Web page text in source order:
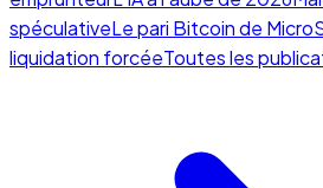
spéculativeLe pari Bitcoin de
liquidation forcéeToutes les